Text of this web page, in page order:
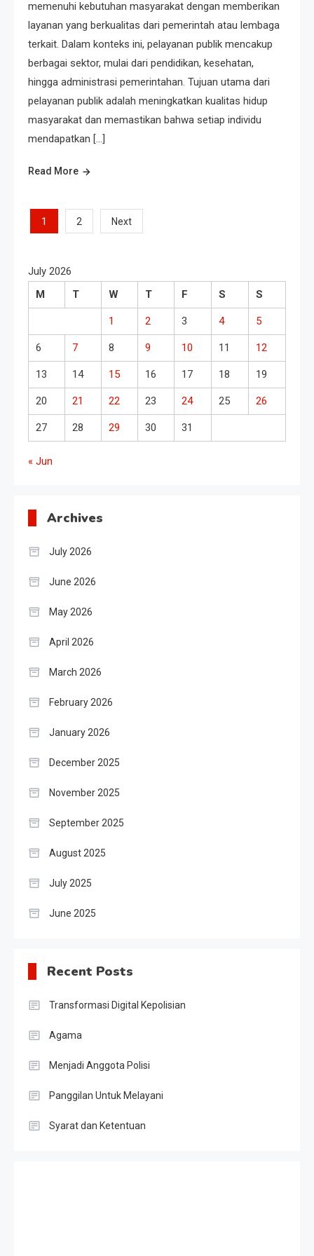
memenuhi kebutuhan masyarakat dengan memberikan
layanan yang berkualitas dari pemerintah atau lembaga
terkait. Dalam konteks ini, pelayanan publik mencakup
berbagai sektor, mulai dari pendidikan, kesehatan,
hingga administrasi pemerintahan. Tujuan utama dari
pelayanan publik adalah meningkatkan kualitas hidup
masyarakat dan memastikan bahwa setiap individu
mendapatkan […]
Read More
Posts
1 2 Next
July 2026
M
T W T F S S
1 2 3 4 5
6 7 8 9 10 11 12
13 14 15 16 17 18 19
20 21 22 23 24 25 26
27 28 29 30 31
« Jun
Archives
July 2026
June 2026
May 2026
April 2026
March 2026
February 2026
January 2026
December 2025
November 2025
September 2025
August 2025
July 2025
June 2025
Recent Posts
Transformasi Digital Kepolisian
Agama
Menjadi Anggota Polisi
Panggilan Untuk Melayani
Syarat dan Ketentuan